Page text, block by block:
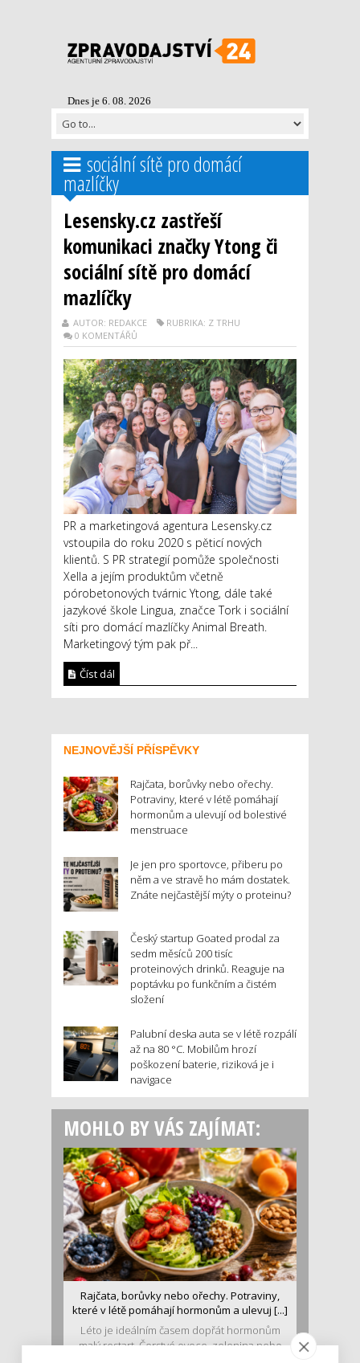
Dnes je 6. 08. 2026
sociální sítě pro domácí
mazlíčky
Lesensky.cz zastřeší
komunikaci značky Ytong či
sociální sítě pro domácí
mazlíčky
AUTOR: REDAKCE
RUBRIKA: Z TRHU
0 KOMENTÁŘŮ
PR a marketingová agentura Lesensky.cz
vstoupila do roku 2020 s pěticí nových
klientů. S PR strategií pomůže společnosti
Xella a jejím produktům včetně
pórobetonových tvárnic Ytong, dále také
jazykové škole Lingua, značce Tork i sociální
síti pro domácí mazlíčky Animal Breath.
Marketingový tým pak př...
Číst dál
NEJNOVĚJŠÍ PŘÍSPĚVKY
Rajčata, borůvky nebo ořechy.
Potraviny, které v létě pomáhají
hormonům a ulevují od bolestivé
menstruace
Je jen pro sportovce, přiberu po
něm a ve stravě ho mám dostatek.
Znáte nejčastější mýty o proteinu?
Český startup Goated prodal za
sedm měsíců 200 tisíc
proteinových drinků. Reaguje na
poptávku po funkčním a čistém
složení
Palubní deska auta se v létě rozpálí
až na 80 °C. Mobilům hrozí
poškození baterie, riziková je i
navigace
MOHLO BY VÁS ZAJÍMAT:
Rajčata, borůvky nebo ořechy. Potraviny,
které v létě pomáhají hormonům a ulevuj [...]
Léto je ideálním časem dopřát hormonům
malý restart. Čerstvé ovoce, zelenina nebo